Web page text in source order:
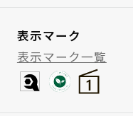
表示マーク
表示マーク一覧